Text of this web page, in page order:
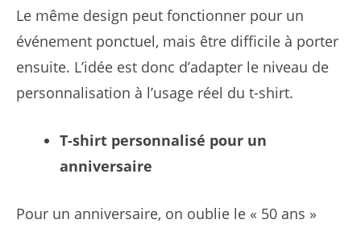
Le même design peut fonctionner pour un
événement ponctuel, mais être difficile à porter
ensuite. L’idée est donc d’adapter le niveau de
personnalisation à l’usage réel du t-shirt.
T-shirt personnalisé pour un
anniversaire
Pour un anniversaire, on oublie le « 50 ans »